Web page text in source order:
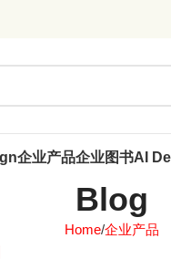
企业产品企业图书AI
Blog
Home 企业产品